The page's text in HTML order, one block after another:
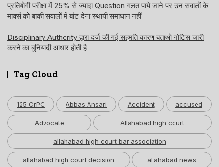
प्रतियोगी परीक्षा में 25% से ज्यादा Question गलत पाये जाने पर उन सवालों के
मार्क्स को बाकी सवालों में बांट देना स्थायी समाधान नहीं
Disciplinary Authority द्वारा दर्ज की गई सहमति कारण बताओ नोटिस जारी
करने का बुनियादी आधार होती है
Tag Cloud
125 CrPC Abbas Ansari Accident accused
Advocate Allahabad high court
allahabad high court bar association
allahabad high court decision allahabad news